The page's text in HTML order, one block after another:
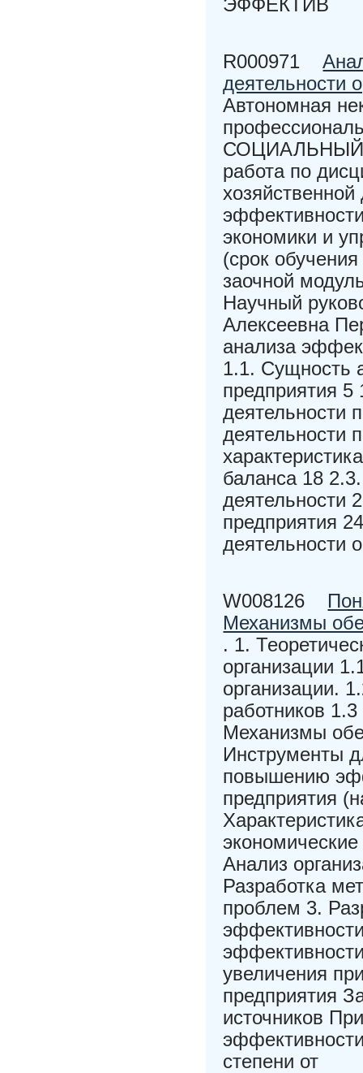
ЭФФЕКТИВ
R000971
деятельности
Автономная
СОЦИАЛЬНЫЙ
работа по
экономики и
(срок
заочной
Научный
Алексеевна
анализа
1.1. Сущность
предприятия 5
деятельности
деятельности
баланса 18
деятельности
предприятия
деятельности о
W008126
Механизмы
. 1.
организации
организации.
работников
Механизмы
Инструменты
повышению
предприятия
Анализ
Разработка
проблем 3.
увеличения
предприятия
источников
степени от